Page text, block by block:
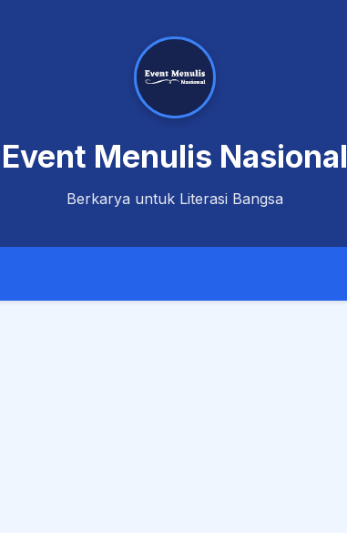
Event Menulis Nasional
Berkarya untuk Literasi Bangsa